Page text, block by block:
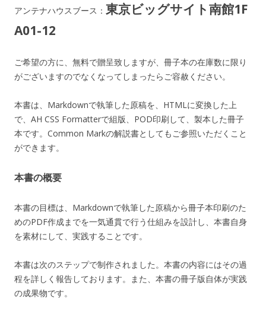
アンテナハウスブース： 東京ビッグサイト南館1F
A01-12
ご希望の方に、無料で贈呈致しますが、冊子本の在庫数に限り
がございますのでなくなってしまったらご容赦ください。
本書は、Markdownで執筆した原稿を、HTMLに変換した上
で、AH CSS Formatterで組版、POD印刷して、製本した冊子
本です。Common Markの解説書としてもご参照いただくこと
ができます。
本書の概要
本書の目標は、Markdownで執筆した原稿から冊子本印刷のた
めのPDF作成までを一気通貫で行う仕組みを設計し、本書自身
を素材にして、実践することです。
本書は次のステップで制作されました。本書の内容にはその過
程を詳しく報告しております。また、本書の冊子版自体が実践
の成果物です。